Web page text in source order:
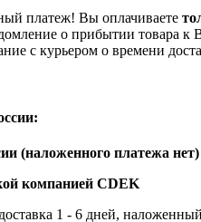
платеж! Вы оплачиваете
о прибытии товара к
с курьером о времени
(наложенного платежа нет)
компанией CDEK
1 - 6 дней,